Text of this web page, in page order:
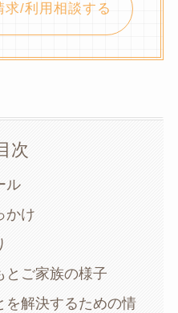
求/利用相談する
次
ル
かけ
とご家族の様子
を解決するための情